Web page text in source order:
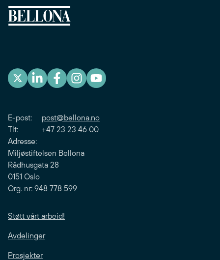
E-post: post@bellona.no
Tlf: +47 23 23 46 00
Adresse:
Miljøstiftelsen Bellona
Rådhusgata 28
0151 Oslo
Org. nr: 948 778 599
Støtt vårt arbeid!
Avdelinger
Prosjekter